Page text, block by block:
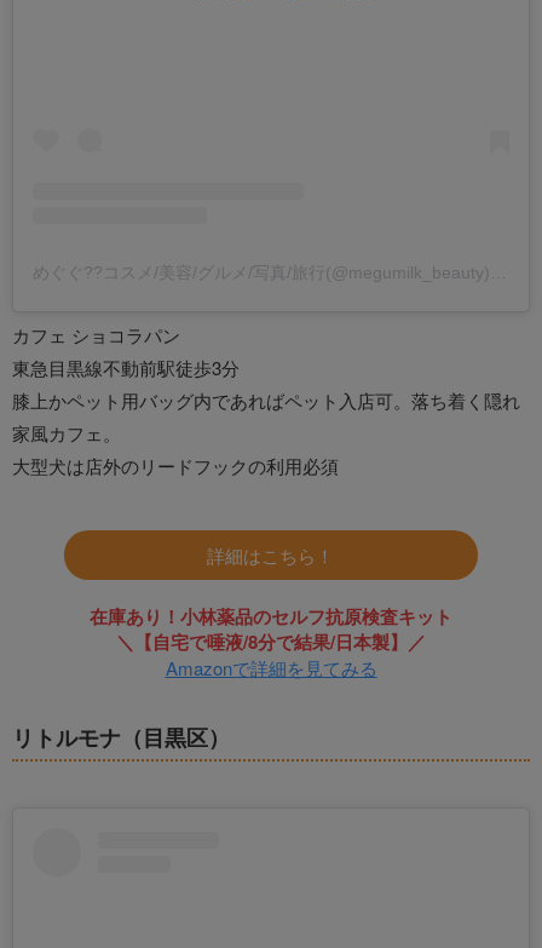
カフェ ショコラパン
東急目黒線不動前駅徒歩3分
膝上かペット用バッグ内であればペット入店可。落ち着く隠れ
家風カフェ。
大型犬は店外のリードフックの利用必須
詳細はこちら！
在庫あり！小林薬品のセルフ抗原検査キット
＼【自宅で唾液/8分で結果/日本製】／
Amazonで詳細を見てみる
リトルモナ（目黒区）